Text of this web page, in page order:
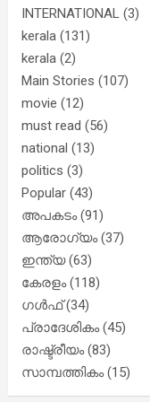
INTERNATIONAL (3)
kerala (131)
kerala (2)
Main Stories (107)
movie (12)
must read (56)
national (13)
politics (3)
Popular (43)
അപകടം(91)
ആരോഗ്യം(37)
ഇന്ത്യ(63)
കേരളം(118)
ഗൾഫ്(34)
പ്രാദേശികം(45)
രാഷ്ട്രീയം(83)
സാമ്പത്തികം(15)